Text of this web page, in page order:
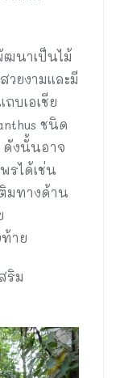
นาเป็นไม้
ยงามและมี
บเอเชีย
ชนิด
ดังนั้นอาจ
รได้เช่น
มทางด้าน
าย
ริม